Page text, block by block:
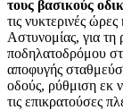
τους βασικούς
τις νυκτερινές
Αστυνομίας, για
ποδηλατοδρόμου
αποφυγής
οδούς, ρύθμιση εκ
τις επικρατούσες